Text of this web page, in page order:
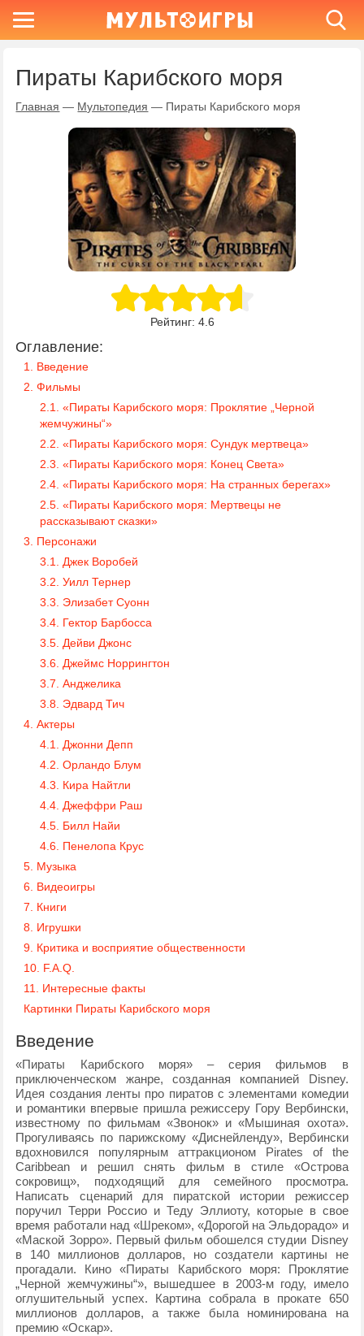
Пираты Карибского моря
Главная — Мультопедия — Пираты Карибского моря
Рейтинг: 4.6
Оглавление:
1. Введение
2. Фильмы
2.1. «Пираты Карибского моря: Проклятие „Черной
жемчужины“»
2.2. «Пираты Карибского моря: Сундук мертвеца»
2.3. «Пираты Карибского моря: Конец Света»
2.4. «Пираты Карибского моря: На странных берегах»
2.5. «Пираты Карибского моря: Мертвецы не
рассказывают сказки»
3. Персонажи
3.1. Джек Воробей
3.2. Уилл Тернер
3.3. Элизабет Суонн
3.4. Гектор Барбосса
3.5. Дейви Джонс
3.6. Джеймс Норрингтон
3.7. Анджелика
3.8. Эдвард Тич
4. Актеры
4.1. Джонни Депп
4.2. Орландо Блум
4.3. Кира Найтли
4.4. Джеффри Раш
4.5. Билл Найи
4.6. Пенелопа Крус
5. Музыка
6. Видеоигры
7. Книги
8. Игрушки
9. Критика и восприятие общественности
10. F.A.Q.
11. Интересные факты
Картинки Пираты Карибского моря
Введение
«Пираты Карибского моря» – серия фильмов в
приключенческом жанре, созданная компанией Disney.
Идея создания ленты про пиратов с элементами комедии
и романтики впервые пришла режиссеру Гору Вербински,
известному по фильмам «Звонок» и «Мышиная охота».
Прогуливаясь по парижскому «Диснейленду», Вербински
вдохновился популярным аттракционом Pirates of the
Caribbean и решил снять фильм в стиле «Острова
сокровищ», подходящий для семейного просмотра.
Написать сценарий для пиратской истории режиссер
поручил Терри Россио и Теду Эллиоту, которые в свое
время работали над «Шреком», «Дорогой на Эльдорадо» и
«Маской Зорро». Первый фильм обошелся студии Disney
в 140 миллионов долларов, но создатели картины не
прогадали. Кино «Пираты Карибского моря: Проклятие
„Черной жемчужины“», вышедшее в 2003-м году, имело
оглушительный успех. Картина собрала в прокате 650
миллионов долларов, а также была номинирована на
премию «Оскар».